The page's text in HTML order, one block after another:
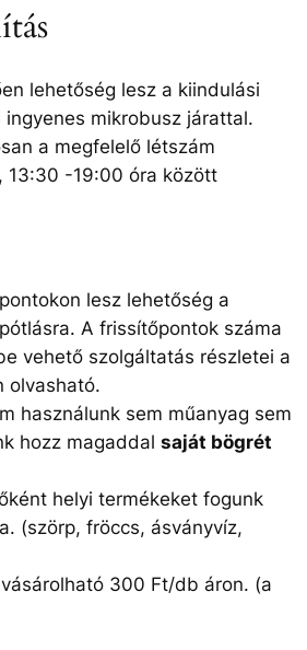
lehetőség lesz a kiindulási
mikrobusz járattal.
a megfelelő létszám
13:30 -19:00 óra között
lesz lehetőség a
A frissítőpontok száma
vehető szolgáltatás részletei a
olvasható.
használunk sem műanyag sem
hozz magaddal saját bögrét
helyi termékeket fogunk
(szörp, fröccs, ásványvíz,
300 Ft/db áron. (a